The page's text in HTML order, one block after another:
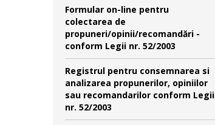
Formular on-line pentru
colectarea de
propuneri/opinii/recomandări -
conform Legii nr. 52/2003
Registrul pentru consemnarea si
analizarea propunerilor, opiniilor
sau recomandarilor conform Legii
nr. 52/2003